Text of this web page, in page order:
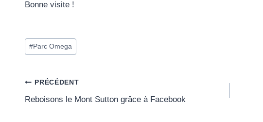
Bonne visite !
Étiquettes
de
publication :
#Parc Omega
Navigation
de
PRÉCÉDENT
Reboisons le Mont Sutton grâce à Facebook